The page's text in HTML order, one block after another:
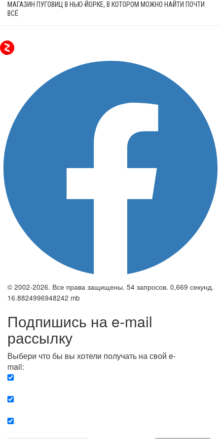
МАГАЗИН ПУГОВИЦ В НЬЮ-ЙОРКЕ, В КОТОРОМ МОЖНО НАЙТИ ПОЧТИ
ВСЁ
© 2002-2026. Все права защищены. 54 запросов. 0,669 секунд.
16.8824996948242 mb
Подпишись на e-mail
рассылку
Выбери что бы вы хотели получать на свой e-
mail: